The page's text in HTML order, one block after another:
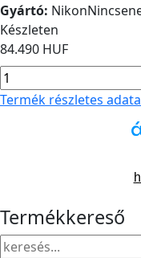
Gyártó: Nikon
Készleten
84.490 HUF
Termék részletes
Termékkereső